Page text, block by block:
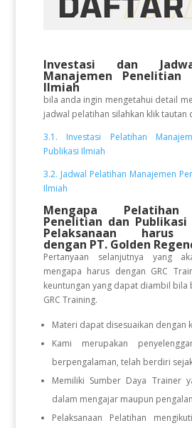
Investasi dan
Manajemen Penelitian
Ilmiah
bila anda ingin mengetahui detail
jadwal pelatihan silahkan klik tautan
3.1. Investasi Pelatihan
Publikasi Ilmiah
3.2. Jadwal Pelatihan Manajemen
Ilmiah
Mengapa Pelatihan
Penelitian dan Publikasi
Pelaksanaan harus
dengan PT. Golden
Pertanyaan selanjutnya yang
mengapa harus dengan GRC
keuntungan yang dapat diambil bila
GRC Training.
Materi dapat disesuaikan dengan
Kami merupakan
berpengalaman, telah berdiri
Memiliki Sumber Daya Trainer
dalam mengajar maupun
Pelaksanaan Pelatihan